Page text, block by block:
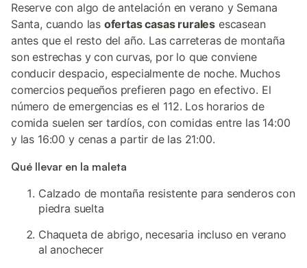
Reserve con algo de antelación en verano y Semana
Santa, cuando las ofertas casas rurales escasean
antes que el resto del año. Las carreteras de montaña
son estrechas y con curvas, por lo que conviene
conducir despacio, especialmente de noche. Muchos
comercios pequeños prefieren pago en efectivo. El
número de emergencias es el 112. Los horarios de
comida suelen ser tardíos, con comidas entre las 14:00
y las 16:00 y cenas a partir de las 21:00.
Qué llevar en la maleta
Calzado de montaña resistente para senderos con
piedra suelta
Chaqueta de abrigo, necesaria incluso en verano
al anochecer